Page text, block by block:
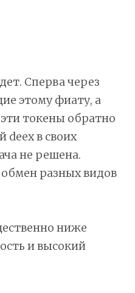
Сперва через
этому фиату, а
токены обратно
в своих
не решена.
разных видов
ниже
и высокий